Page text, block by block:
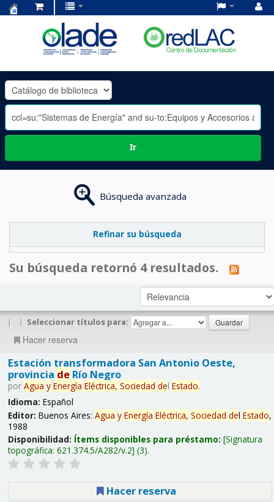
OLADE
-
Ir
Búsqueda avanzada
Refinar su búsqueda
Su búsqueda retornó 4 resultados.
| | Seleccionar títulos para:
Hacer reserva
Estación transformadora San Antonio Oeste,
provincia deRío Negro
por Agua y Energía Eléctrica, Sociedad del Estado.
Idioma: Español
Editor: Buenos Aires: Agua y Energía Eléctrica, Sociedad del Estado,
1988
Disponibilidad: Ítems disponibles para préstamo: Signatura
topográfica: 621.374.5/A282/v.2 (3).
Hacer reserva